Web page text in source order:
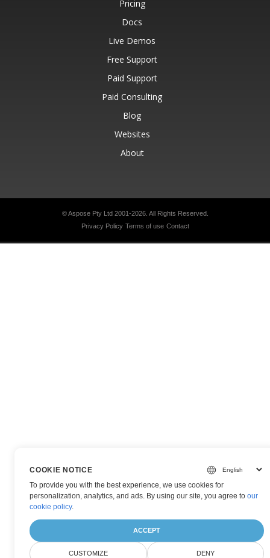
Pricing
Docs
Live Demos
Free Support
Paid Support
Paid Consulting
Blog
Websites
About
© Aspose Pty Ltd 2001-2026. All Rights Reserved.
Privacy Policy Terms of use Contact
COOKIE NOTICE
To provide you with the best experience, we use cookies for
personalization, analytics, and ads. By using our site, you agree toour
cookie policy.
ACCEPT
CUSTOMIZE DENY